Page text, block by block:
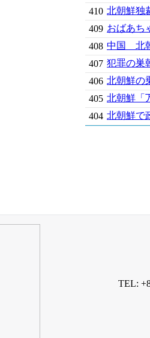
410 北朝鮮独
409 おばあち
408 中国 北
407 犯罪の巣
406 北朝鮮の
405 北朝鮮「
404 北朝鮮で
TEL: